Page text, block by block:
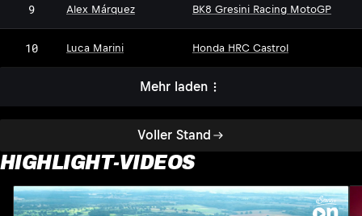
Voller Stand
9 Alex Márquez BK8 Gresini Racing MotoGP
10 Luca Marini Honda HRC Castrol
Mehr laden
HIGHLIGHT-VIDEOS